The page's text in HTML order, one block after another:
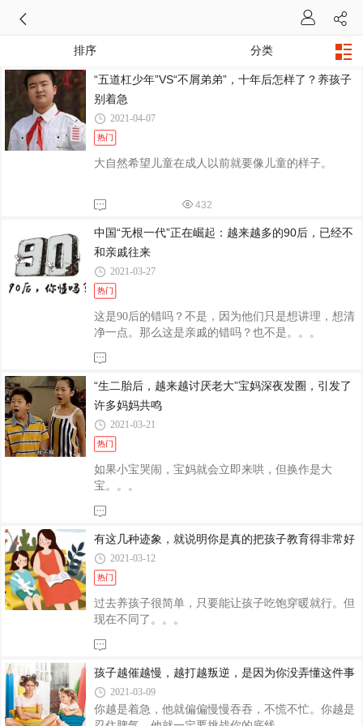
排序 分类
“五道杠少年”VS“不屑弟弟”，十年后怎样了？养孩子
别着急
2021-04-07
热门
大自然希望儿童在成人以前就要像儿童的样子。
432
中国“无根一代”正在崛起：越来越多的90后，已经不
和亲戚往来
2021-03-27
热门
这是90后的错吗？不是，因为他们只是想讲理，想清
净一点。那么这是亲戚的错吗？也不是。。。
“生二胎后，越来越讨厌老大”宝妈深夜发圈，引发了
许多妈妈共鸣
2021-03-21
热门
如果小宝哭闹，宝妈就会立即来哄，但换作是大
宝。。。
有这几种迹象，就说明你是真的把孩子教育得非常好
2021-03-12
热门
过去养孩子很简单，只要能让孩子吃饱穿暖就行。但
现在不同了。。。
孩子越催越慢，越打越叛逆，是因为你没弄懂这件事
2021-03-09
你越是着急，他就偏偏慢慢吞吞，不慌不忙。你越是